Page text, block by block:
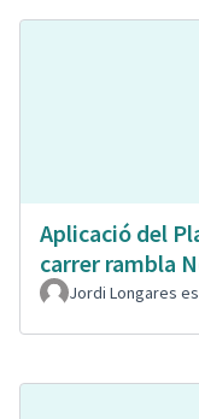
Aplicació del
carrer rambla
Jordi Longares